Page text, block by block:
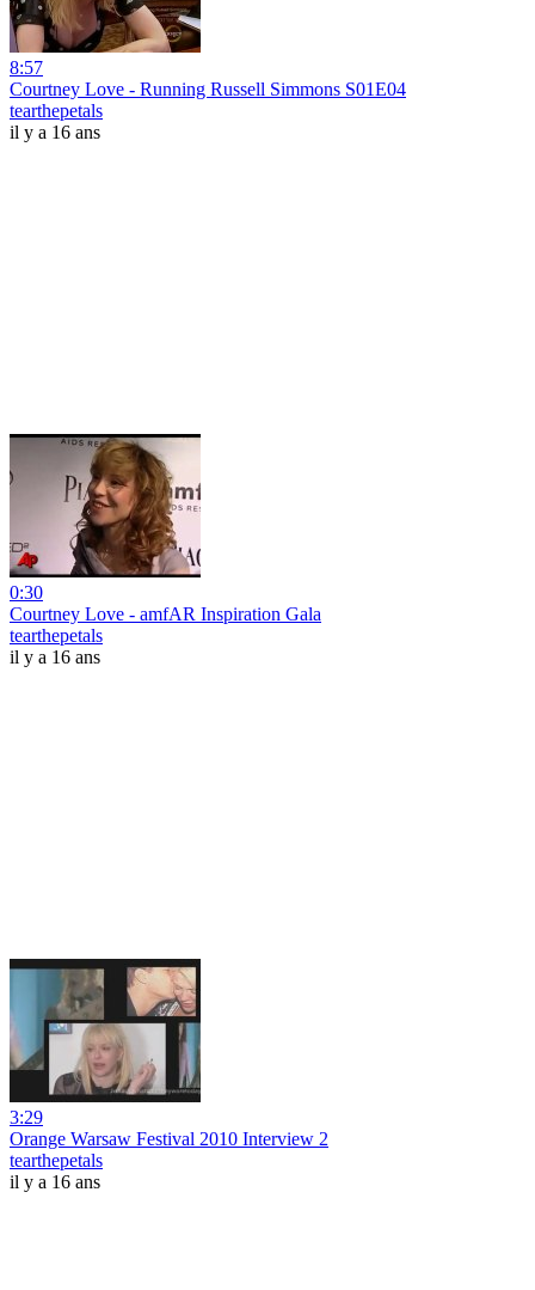
8:57
Courtney Love - Running Russell Simmons S01E04
tearthepetals
il y a 16 ans
0:30
Courtney Love - amfAR Inspiration Gala
tearthepetals
il y a 16 ans
3:29
Orange Warsaw Festival 2010 Interview 2
tearthepetals
il y a 16 ans